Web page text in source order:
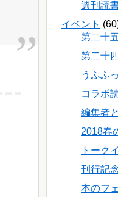
週刊読
イベント
第二十
第二十
うふふ
コラボ
編集者
2018春
トーク
刊行記
本のフ